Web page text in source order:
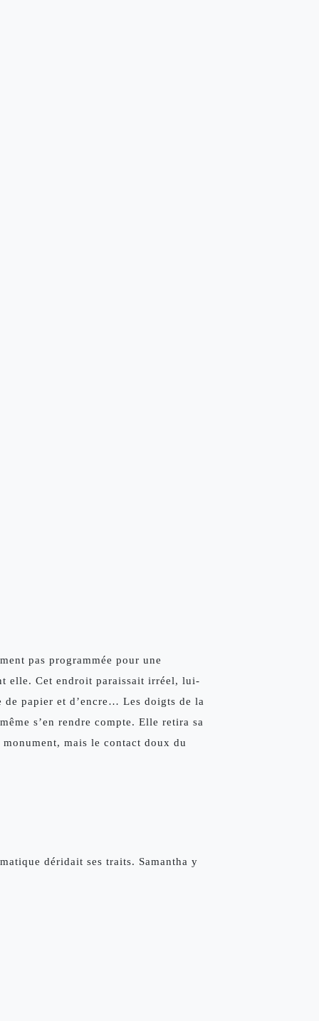
pas programmée pour une
elle. Cet endroit paraissait irréel, lui-
papier et d’encre… Les doigts de la
s’en rendre compte. Elle retira sa
mais le contact doux du
déridait ses traits. Samantha y